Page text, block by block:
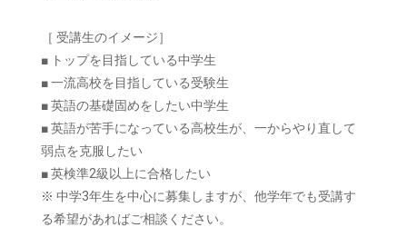
［ 受講生のイメージ］
■ トップを目指している中学生
■ 一流高校を目指している受験生
■ 英語の基礎固めをしたい中学生
■ 英語が苦手になっている高校生が、一からやり直して
弱点を克服したい
■ 英検準2級以上に合格したい
※ 中学3年生を中心に募集しますが、他学年でも受講す
る希望があればご相談ください。